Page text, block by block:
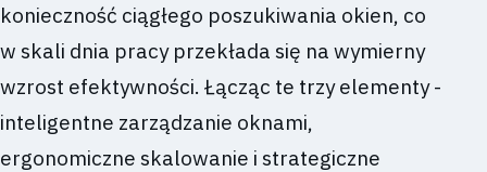
konieczność ciągłego poszukiwania okien, co
w skali dnia pracy przekłada się na wymierny
wzrost efektywności. Łącząc te trzy elementy -
inteligentne zarządzanie oknami,
ergonomiczne skalowanie i strategiczne